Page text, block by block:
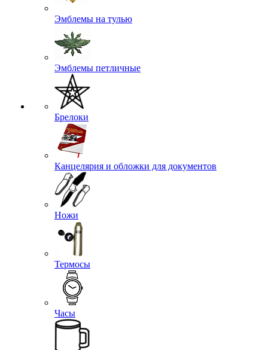
Эмблемы на тулью
Эмблемы петличные
Брелоки
Канцелярия и обложки для документов
Ножи
Термосы
Часы